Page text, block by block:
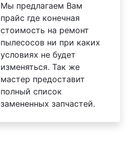
Мы предлагаем Вам
прайс где конечная
стоимость на ремонт
пылесосов ни при каких
условиях не будет
изменяться. Так же
мастер предоставит
полный список
замененных запчастей.